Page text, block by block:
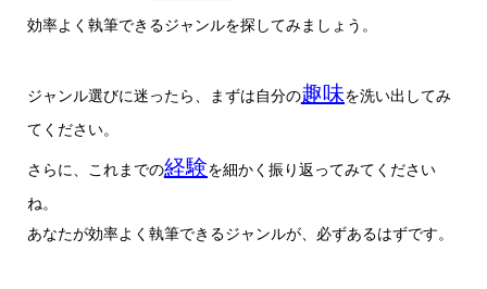
効率よく執筆できるジャンルを探してみましょう。
ジャンル選びに迷ったら、まずは自分の趣味を洗い出してみ
てください。
さらに、これまでの経験を細かく振り返ってみてください
ね。
あなたが効率よく執筆できるジャンルが、必ずあるはずです。